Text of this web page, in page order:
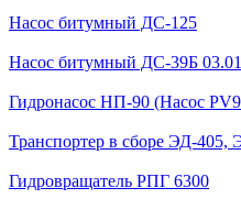
Насос битумный ДС-125
Насос битумный ДС-39Б
Гидронасос НП-90 (Насос
Транспортер в сборе ЭД-405,
Гидровращатель РПГ 6300